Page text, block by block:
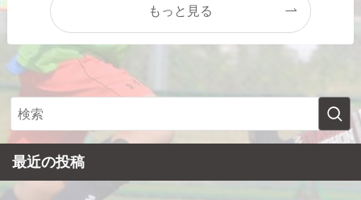
もっと見る
最近の投稿